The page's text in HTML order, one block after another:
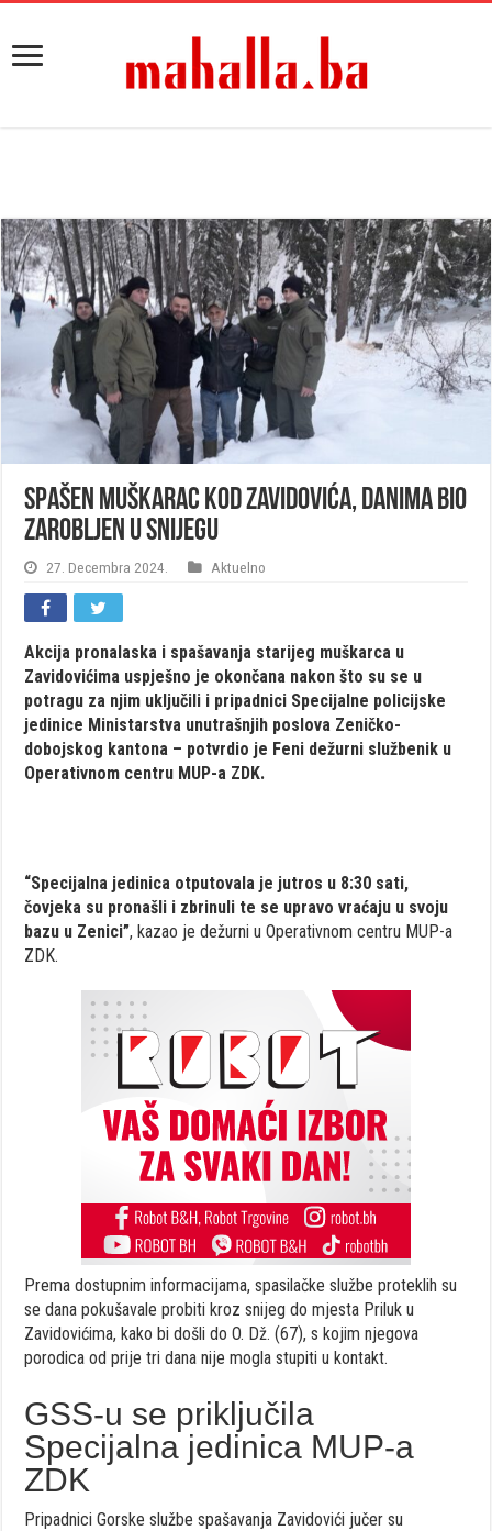
Spašen muškarac kod Zavidovića, danima bio
zarobljen u snijegu
27. Decembra 2024. Aktuelno
Akcija pronalaska i spašavanja starijeg muškarca u
Zavidovićima uspješno je okončana nakon što su se u
potragu za njim uključili i pripadnici Specijalne policijske
jedinice Ministarstva unutrašnjih poslova Zeničko-
dobojskog kantona – potvrdio je Feni dežurni službenik u
Operativnom centru MUP-a ZDK.
“Specijalna jedinica otputovala je jutros u 8:30 sati,
čovjeka su pronašli i zbrinuli te se upravo vraćaju u svoju
bazu u Zenici”, kazao je dežurni u Operativnom centru MUP-a
ZDK.
Prema dostupnim informacijama, spasilačke službe proteklih su
se dana pokušavale probiti kroz snijeg do mjesta Priluk u
Zavidovićima, kako bi došli do O. Dž. (67), s kojim njegova
porodica od prije tri dana nije mogla stupiti u kontakt.
GSS-u se priključila
Specijalna jedinica MUP-a
ZDK
Pripadnici Gorske službe spašavanja Zavidovići jučer su